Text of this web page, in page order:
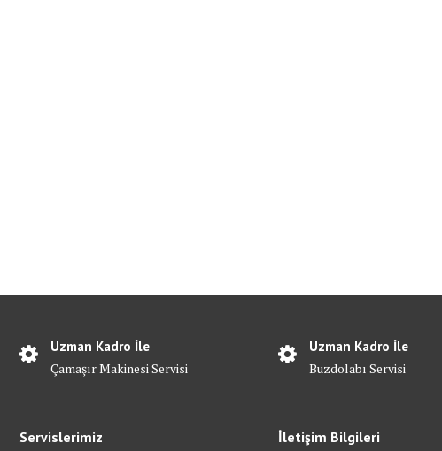
Uzman Kadro İle
Çamaşır Makinesi Servisi
Uzman Kadro İle
Buzdolabı Servisi
Servislerimiz İletişim Bilgileri